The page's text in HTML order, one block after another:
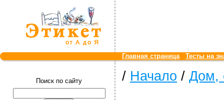
Главная страница Тесты на
Поиск по сайту / Начало / Дом,